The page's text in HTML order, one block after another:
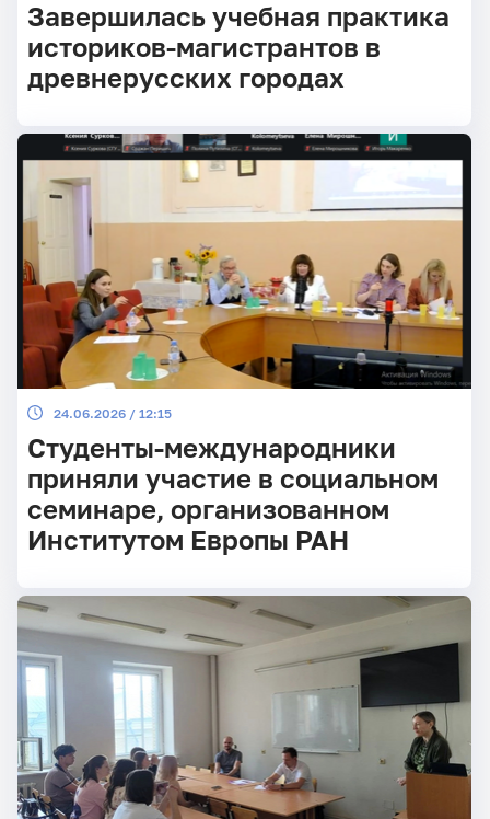
Завершилась учебная практика
историков-магистрантов в
древнерусских городах
24.06.2026 / 12:15
Студенты-международники
приняли участие в социальном
семинаре, организованном
Институтом Европы РАН